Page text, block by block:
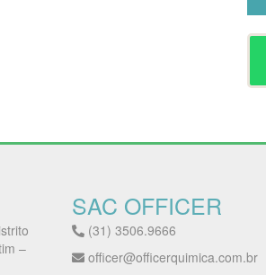
–
SAC OFFICER
(31) 3506.9666
officer@officerquimica.com.br